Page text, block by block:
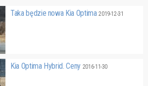
Taka będzie nowa Kia Optima2019-12-31
Kia Optima Hybrid. Ceny 2016-11-30